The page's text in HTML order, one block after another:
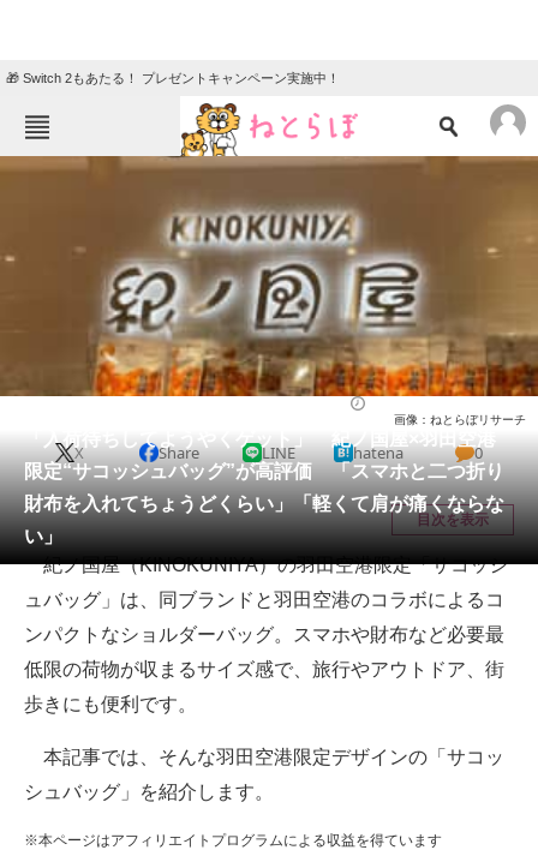
🎁 Switch 2もあたる！ プレゼントキャンペーン実施中！
ねとらぼメニュー
クイズ
地域
教育・育児
リサーチ
メディア
ITの今と未来を見通す
スマホと通信の最新トレンド
進化するPCとデバイスの未来
好きが集まる 比べて選べる
ビジネスと働き方のヒント
AI活用のいまが分かる
「入荷待ちしてようやくゲット」 紀ノ国屋×羽田空港
限定“サコッシュバッグ”が高評価 「スマホと二つ折り
財布を入れてちょうどくらい」「軽くて肩が痛くならな
い」
画像：ねとらぼリサーチ
X Share LINE hatena 0
目次を表示
紀ノ国屋（KINOKUNIYA）の羽田空港限定「サコッシ
ュバッグ」は、同ブランドと羽田空港のコラボによるコ
ンパクトなショルダーバッグ。スマホや財布など必要最
低限の荷物が収まるサイズ感で、旅行やアウトドア、街
歩きにも便利です。
本記事では、そんな羽田空港限定デザインの「サコッ
シュバッグ」を紹介します。
※本ページはアフィリエイトプログラムによる収益を得ています